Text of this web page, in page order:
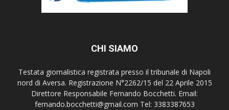
CHI SIAMO
Testata giornalistica registrata presso il tribunale di Napoli
nord di Aversa. Registrazione N°2262/15 del 22 Aprile 2015
Direttore Responsabile Fernando Bocchetti. Email:
fernando.bocchetti@gmail.com Tel: 3383387653